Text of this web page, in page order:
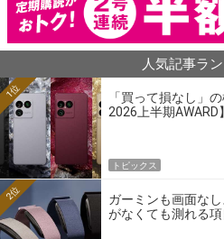
人気記事ラ
「買って損なし」
2026上半期AWARD】
1位
トピックス
ガーミンも画面な
がなくても測れる
2位